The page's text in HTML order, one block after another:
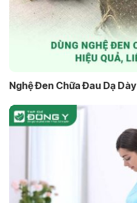
Nghệ Đen Chữa Đau Dạ Dày